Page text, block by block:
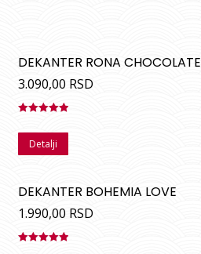
DEKANTER RONA CHOCOLATE
3.090,00 RSD
sa5.00od
Detalji
DEKANTER BOHEMIA LOVE
1.990,00 RSD